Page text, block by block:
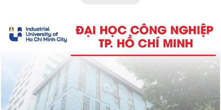
nghề thuộc khối ngành sức khỏe
tại khu vực phía Nam.